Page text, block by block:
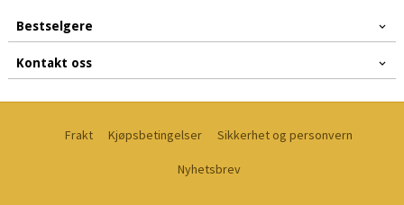
Bestselgere
Kontakt oss
Frakt Kjøpsbetingelser Sikkerhet og personvern
Nyhetsbrev